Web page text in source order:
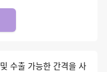
수출 가능한 간격을 사